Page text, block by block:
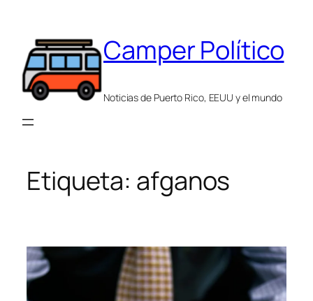
contenido
Camper Político
Noticias de Puerto Rico, EEUU y el mundo
Etiqueta: afganos